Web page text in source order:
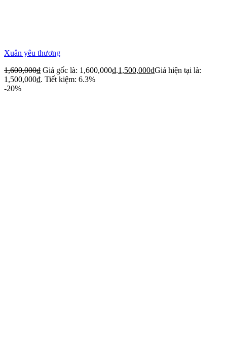
Xuân yêu thương
1,600,000₫ Giá gốc là: 1,600,000₫.1,500,000₫Giá hiện tại là:
1,500,000₫. Tiết kiệm: 6.3%
-20%